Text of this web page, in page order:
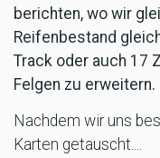
berichten, wo wir
Reifenbestand
Track oder auch 17
Felgen zu erweitern.
Nachdem wir uns
Karten getauscht....